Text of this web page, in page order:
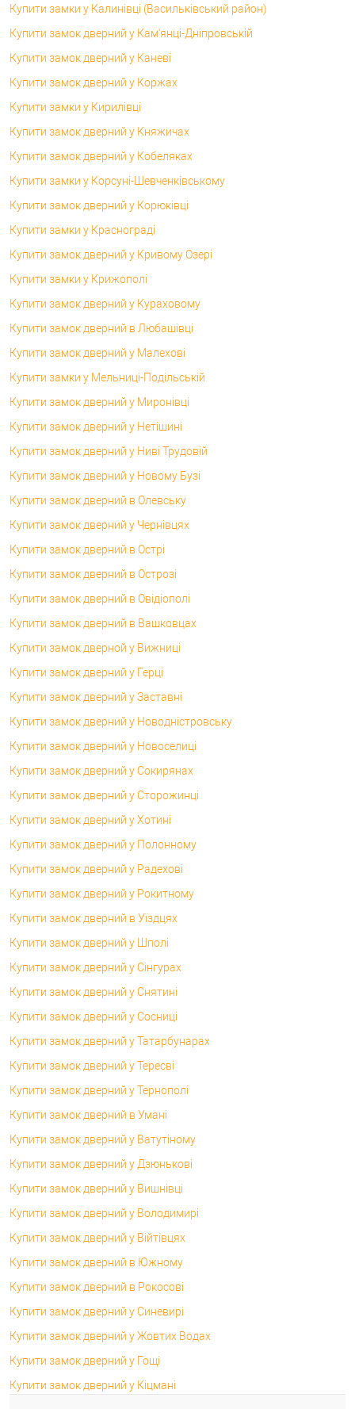
Купити замки у Калинівці (Васильківський район)
Купити замок дверний у Кам'янці-Дніпровській
Купити замок дверний у Каневі
Купити замок дверний у Коржах
Купити замки у Кирилівці
Купити замок дверний у Княжичах
Купити замок дверний у Кобеляках
Купити замки у Корсунi-Шевченківському
Купити замок дверний у Корюківці
Купити замки у Краснограді
Купити замок дверний у Кривому Озері
Купити замки у Крижополі
Купити замок дверний у Кураховому
Купити замок дверний в Любашівці
Купити замок дверний у Малехові
Купити замки у Мельниці-Подільській
Купити замок дверний у Миронівці
Купити замок дверний у Нетішині
Купити замок дверний у Ниві Трудовій
Купити замок дверний у Новому Бузі
Купити замок дверний в Олевську
Купити замок дверний у Чернівцях
Купити замок дверний в Острі
Купити замок дверний в Острозі
Купити замок дверний в Овідіополі
Купити замок дверний в Вашковцах
Купити замок дверной у Вижниці
Купити замок дверний у Герці
Купити замок дверний у Заставні
Купити замок дверний у Новодністровську
Купити замок дверний у Новоселиці
Купити замок дверний у Сокирянах
Купити замок дверний у Сторожинці
Купити замок дверний у Хотині
Купити замок дверний у Полонному
Купити замок дверний у Радехові
Купити замок дверний у Рокитному
Купити замок дверний в Уїздцях
Купити замок дверний у Шполі
Купити замок дверний у Сінгурах
Купити замок дверний у Снятині
Купити замок дверний у Сосниці
Купити замок дверний у Татарбунарах
Купити замок дверний у Тересві
Купити замок дверний у Тернополі
Купити замок дверний в Умані
Купити замок дверний у Ватутіному
Купити замок дверний у Дзюнькові
Купити замок дверний у Вишнівці
Купити замок дверний у Володимирі
Купити замок дверний у Війтівцях
Купити замок дверний в Южному
Купити замок дверний в Рокосові
Купити замок дверний у Синевирі
Купити замок дверний у Жовтих Водах
Купити замок дверний у Гощі
Купити замок дверний у Кіцмані